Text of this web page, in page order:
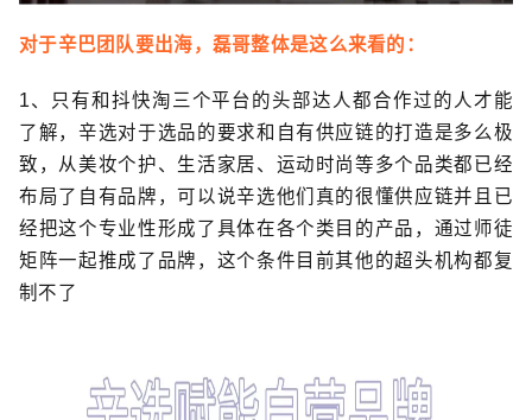
对于辛巴团队要出海，磊哥整体是这么来看的：
1、只有和抖快淘三个平台的头部达人都合作过的人才能
了解，辛选对于选品的要求和自有供应链的打造是多么极
致，从美妆个护、生活家居、运动时尚等多个品类都已经
布局了自有品牌，可以说辛选他们真的很懂供应链并且已
经把这个专业性形成了具体在各个类目的产品，通过师徒
矩阵一起推成了品牌，这个条件目前其他的超头机构都复
制不了